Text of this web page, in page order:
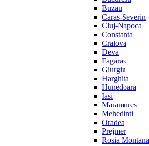
Buzau
Caras-Severin
Cluj-Napoca
Constanta
Craiova
Deva
Fagaras
Giurgiu
Harghita
Hunedoara
Iasi
Maramures
Mehedinti
Oradea
Prejmer
Rosia Montana